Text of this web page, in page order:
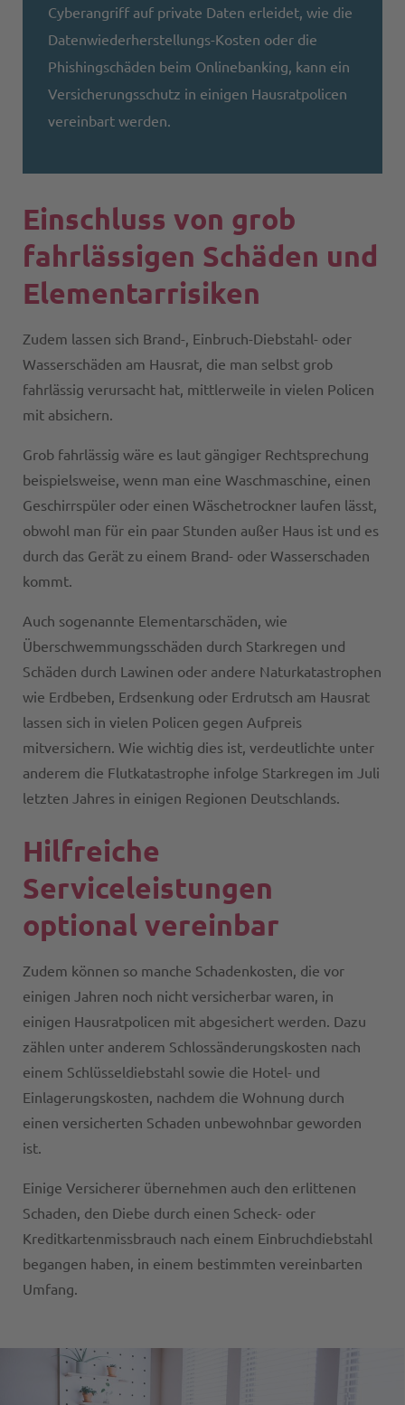
Cyberangriff auf private Daten erleidet, wie die
Datenwiederherstellungs-Kosten oder die
Phishingschäden beim Onlinebanking, kann ein
Versicherungsschutz in einigen Hausratpolicen
vereinbart werden.
Einschluss von grob
fahrlässigen Schäden und
Elementarrisiken
Zudem lassen sich Brand-, Einbruch-Diebstahl- oder
Wasserschäden am Hausrat, die man selbst grob
fahrlässig verursacht hat, mittlerweile in vielen Policen
mit absichern.
Grob fahrlässig wäre es laut gängiger Rechtsprechung
beispielsweise, wenn man eine Waschmaschine, einen
Geschirrspüler oder einen Wäschetrockner laufen lässt,
obwohl man für ein paar Stunden außer Haus ist und es
durch das Gerät zu einem Brand- oder Wasserschaden
kommt.
Auch sogenannte Elementarschäden, wie
Überschwemmungsschäden durch Starkregen und
Schäden durch Lawinen oder andere Naturkatastrophen
wie Erdbeben, Erdsenkung oder Erdrutsch am Hausrat
lassen sich in vielen Policen gegen Aufpreis
mitversichern. Wie wichtig dies ist, verdeutlichte unter
anderem die Flutkatastrophe infolge Starkregen im Juli
letzten Jahres in einigen Regionen Deutschlands.
Hilfreiche
Serviceleistungen
optional vereinbar
Zudem können so manche Schadenkosten, die vor
einigen Jahren noch nicht versicherbar waren, in
einigen Hausratpolicen mit abgesichert werden. Dazu
zählen unter anderem Schlossänderungskosten nach
einem Schlüsseldiebstahl sowie die Hotel- und
Einlagerungskosten, nachdem die Wohnung durch
einen versicherten Schaden unbewohnbar geworden
ist.
Einige Versicherer übernehmen auch den erlittenen
Schaden, den Diebe durch einen Scheck- oder
Kreditkartenmissbrauch nach einem Einbruchdiebstahl
begangen haben, in einem bestimmten vereinbarten
Umfang.